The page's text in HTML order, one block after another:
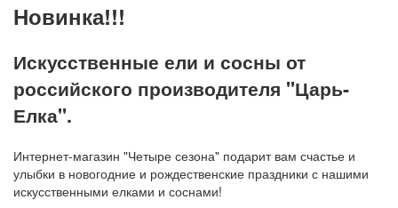
Новинка!!!
Искусственные ели и сосны от
российского производителя "Царь-
Елка".
Интернет-магазин "Четыре сезона" подарит вам счастье и
улыбки в новогодние и рождественские праздники с нашими
искусственными елками и соснами!